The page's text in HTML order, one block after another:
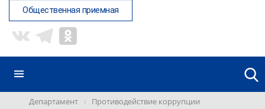
Общественная приемная
Департамент
Противодействие коррупции